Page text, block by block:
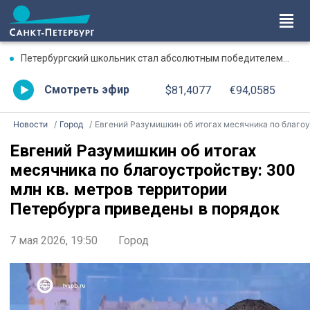
Петербургский школьник стал абсолютным победителем Международной олимпиады по ИИ
Смотреть эфир $81,4077 €94,0585
Новости Город Евгений Разумишкин об итогах месячника по благоустройству: 300 млн кв. метров территории Петербурга приведены в порядок
Евгений Разумишкин об итогах
месячника по благоустройству: 300
млн кв. метров территории
Петербурга приведены в порядок
7 мая 2026, 19:50 Город